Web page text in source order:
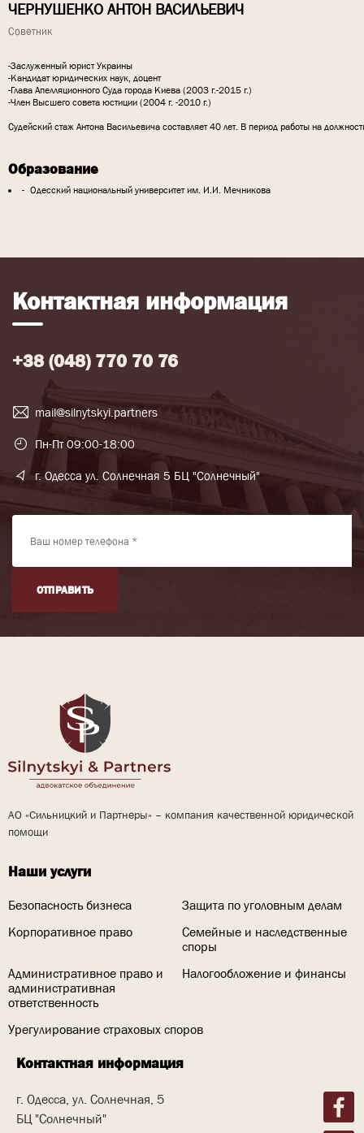
ЧЕРНУШЕНКО АНТОН ВАСИЛЬЕВИЧ
Советник
-Заслуженный юрист Украины
-Кандидат юридических наук, доцент
-Глава Апелляционного Суда города Киева (2003 г.-2015 г.)
-Член Высшего совета юстиции (2004 г. -2010 г.)
Судейский стаж Антона Васильевича составляет 40 лет. В период работы на
Образование
Одесский национальный университет им. И.И. Мечникова
Контактная информация
+38 (048) 770 70 76
mail@silnytskyi.partners
Пн-Пт 09:00-18:00
г. Одесса ул. Солнечная 5 БЦ "Солнечный"
ОТПРАВИТЬ
АО «Сильницкий и Партнеры» – компания качественной юридической
помощи
Контактная информация
г. Одесса, ул. Солнечная, 5
БЦ "Солнечный"
Наши услуги
Безопасность бизнеса
Защита по уголовным делам
Корпоративное право
Семейные и наследственные
споры
Административное право и
административная
ответственность
Налогообложение и финансы
Урегулирование страховых споров